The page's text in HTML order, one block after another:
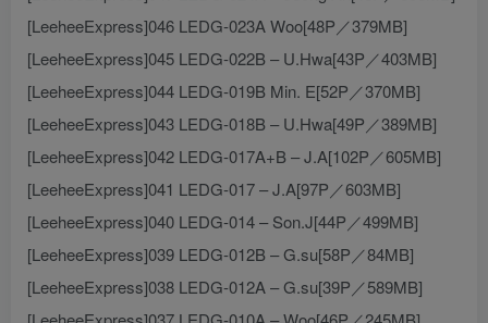
[LeeheeExpress]046 LEDG-023A Woo[48P／379MB]
[LeeheeExpress]045 LEDG-022B – U.Hwa[43P／403MB]
[LeeheeExpress]044 LEDG-019B Min. E[52P／370MB]
[LeeheeExpress]043 LEDG-018B – U.Hwa[49P／389MB]
[LeeheeExpress]042 LEDG-017A+B – J.A[102P／605MB]
[LeeheeExpress]041 LEDG-017 – J.A[97P／603MB]
[LeeheeExpress]040 LEDG-014 – Son.J[44P／499MB]
[LeeheeExpress]039 LEDG-012B – G.su[58P／84MB]
[LeeheeExpress]038 LEDG-012A – G.su[39P／589MB]